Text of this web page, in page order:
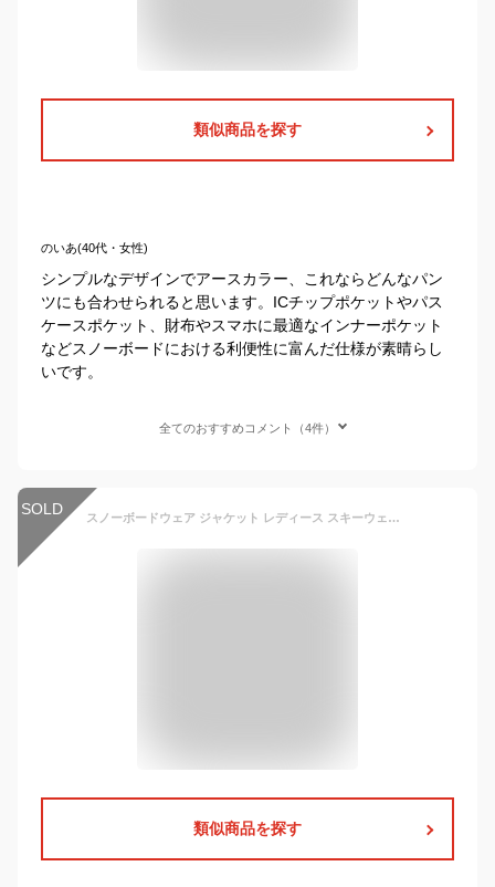
類似商品を探す
のいあ(40代・女性)
シンプルなデザインでアースカラー、これならどんなパン
ツにも合わせられると思います。ICチップポケットやパス
ケースポケット、財布やスマホに最適なインナーポケット
などスノーボードにおける利便性に富んだ仕様が素晴らし
いです。
全てのおすすめコメント（4件）
SOLD スノーボードウェア ジャケット レディース スキーウェア スノボウェア ボードウェア オーバーサイズ ゆったり スノボ スノーボード スノボー スキー スノボーウェア スノーウェア ウェア ウエア 激安 ICJ-821
類似商品を探す